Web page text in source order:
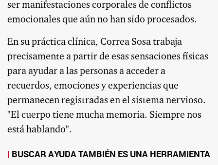
ser manifestaciones corporales de conflictos
emocionales que aún no han sido procesados.
En su práctica clínica, Correa Sosa trabaja
precisamente a partir de esas sensaciones físicas
para ayudar a las personas a acceder a
recuerdos, emociones y experiencias que
permanecen registradas en el sistema nervioso.
"El cuerpo tiene mucha memoria. Siempre nos
está hablando".
BUSCAR AYUDA TAMBIÉN ES UNA HERRAMIENTA